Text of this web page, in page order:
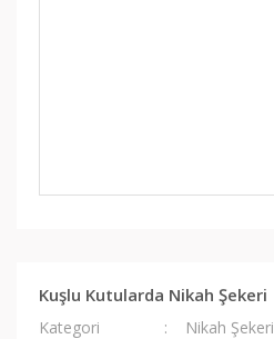
Kuşlu Kutularda Nikah Şekeri
Kategori
Nikah Şekeri